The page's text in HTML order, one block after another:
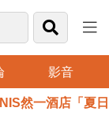
影音
一酒店「夏日藏